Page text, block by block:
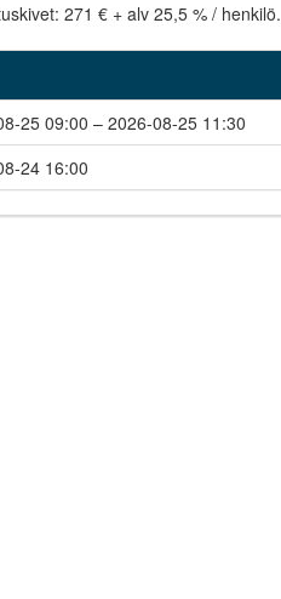
271 € + alv 25,5 % / henkilö.
25 09:00 – 2026-08-25 11:30
24 16:00